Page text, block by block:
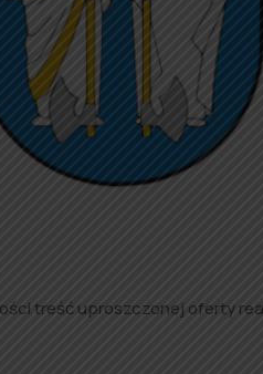
treść uproszczonej oferty